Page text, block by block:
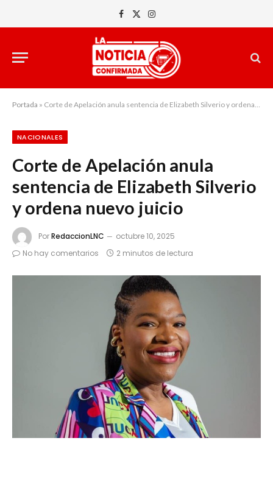
Facebook
X
Instagram
Portada » Corte de Apelación anula sentencia de Elizabeth Silverio y ordena nuevo juicio
NACIONALES
Corte de Apelación anula
sentencia de Elizabeth Silverio
y ordena nuevo juicio
PorRedaccionLNC
octubre 10, 2025
No hay comentarios
2 minutos de lectura